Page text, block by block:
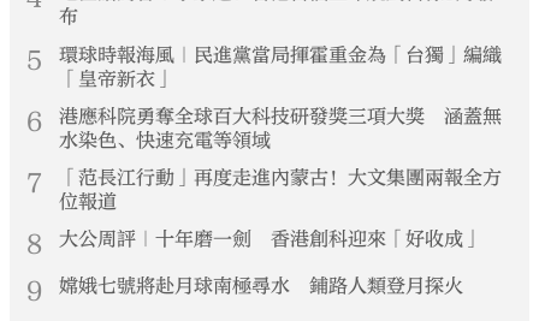
布
5
環球時報海風｜民進黨當局揮霍重金為「台獨」編織
「皇帝新衣」
6
港應科院勇奪全球百大科技研發獎三項大獎 涵蓋無
水染色、快速充電等領域
7
「范長江行動」再度走進內蒙古！大文集團兩報全方
位報道
8 大公周評｜十年磨一劍 香港創科迎來「好收成」
9 嫦娥七號將赴月球南極尋水 鋪路人類登月探火